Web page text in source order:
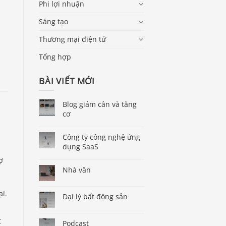
Phi lợi nhuận
Sáng tạo
Thương mại điện tử
Tổng hợp
BÀI VIẾT MỚI
Blog giảm cân và tăng
cơ
Công ty công nghệ ứng
dụng SaaS
Nhà văn
Đại lý bất động sản
Podcast